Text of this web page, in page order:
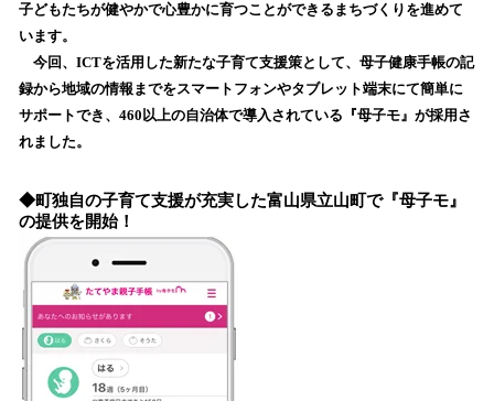
子どもたちが健やかで心豊かに育つことができるまちづくりを進めて
います。
今回、ICTを活用した新たな子育て支援策として、母子健康手帳の記
録から地域の情報までをスマートフォンやタブレット端末にて簡単に
サポートでき、460以上の自治体で導入されている『母子モ』が採用さ
れました。
◆町独自の子育て支援が充実した富山県立山町で『母子モ』
の提供を開始！